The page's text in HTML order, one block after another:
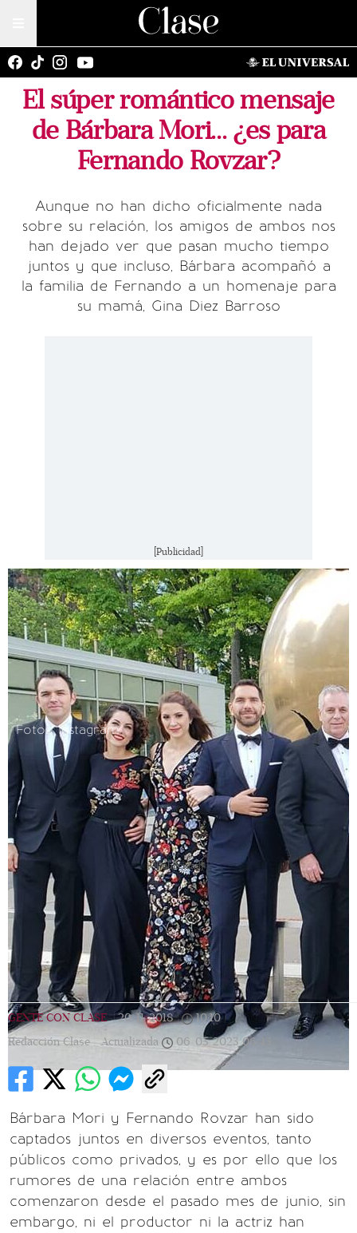
El súper romántico mensaje
de Bárbara Mori... ¿es para
Fernando Rovzar?
Aunque no han dicho oficialmente nada
sobre su relación, los amigos de ambos nos
han dejado ver que pasan mucho tiempo
juntos y que incluso, Bárbara acompañó a
la familia de Fernando a un homenaje para
su mamá, Gina Diez Barroso
[Publicidad]
Fotos: Instagram
[Publicidad]
GENTE CON CLASE | 20/11/2018 | 10:10 |
Redacción Clase |
Actualizada 06/05/2023 06:43
Bárbara Mori y Fernando Rovzar han sido
captados juntos en diversos eventos, tanto
públicos como privados, y es por ello que los
rumores de una relación entre ambos
comenzaron desde el pasado mes de junio, sin
embargo, ni el productor ni la actriz han